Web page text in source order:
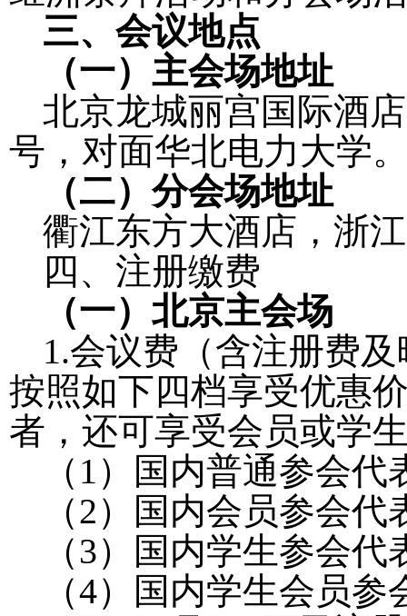
三、会议地点
（一）主会场地址
北京龙城丽宫国际酒
号，对面华北电力大学
（二）分会场地址
衢江东方大酒店，浙
四、注册缴费
（一）北京主会场
1.会议费（含注册费
按照如下四档享受优惠
者，还可享受会员或学
（ 1 ）国内普通参会代
（2）国内会员参会代
（3）国内学生参会代
（4）国内学生会员参